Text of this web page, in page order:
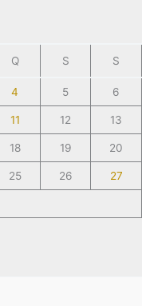
Q S S
4 5 6
11 12 13
18 19 20
25 26 27